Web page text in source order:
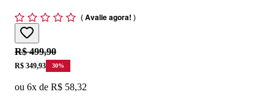
(Avalie agora! )
Original price:
R$ 499,90
Price:
R$ 349,93 30%
ou 6x de R$ 58,32